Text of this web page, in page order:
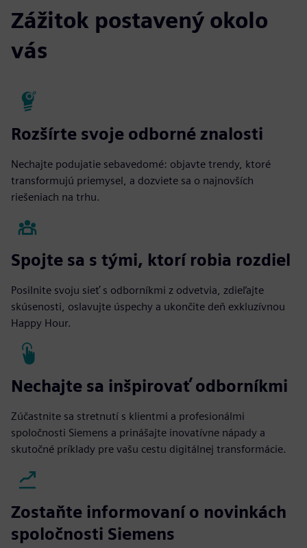
Zážitok postavený okolo
vás
Rozšírte svoje odborné znalosti
Nechajte podujatie sebavedomé: objavte trendy, ktoré
transformujú priemysel, a dozviete sa o najnovších
riešeniach na trhu.
Spojte sa s tými, ktorí robia rozdiel
Posilnite svoju sieť s odborníkmi z odvetvia, zdieľajte
skúsenosti, oslavujte úspechy a ukončite deň exkluzívnou
Happy Hour.
Nechajte sa inšpirovať odborníkmi
Zúčastnite sa stretnutí s klientmi a profesionálmi
spoločnosti Siemens a prinášajte inovatívne nápady a
skutočné príklady pre vašu cestu digitálnej transformácie.
Zostaňte informovaní o novinkách
spoločnosti Siemens